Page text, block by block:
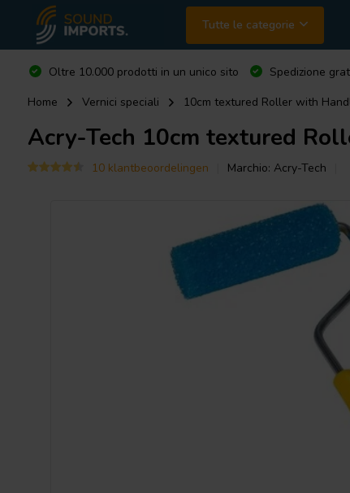
Tutte le categorie
Oltre 10.000 prodotti in un unico sito
Spedizione
Home
Vernici speciali 10cm textured Roller with
Acry-Tech 10cm textured
10 klantbeoordelingen Marchio: Acry-Tech